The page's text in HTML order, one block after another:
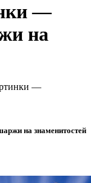
—
на
—
на знаменитостей